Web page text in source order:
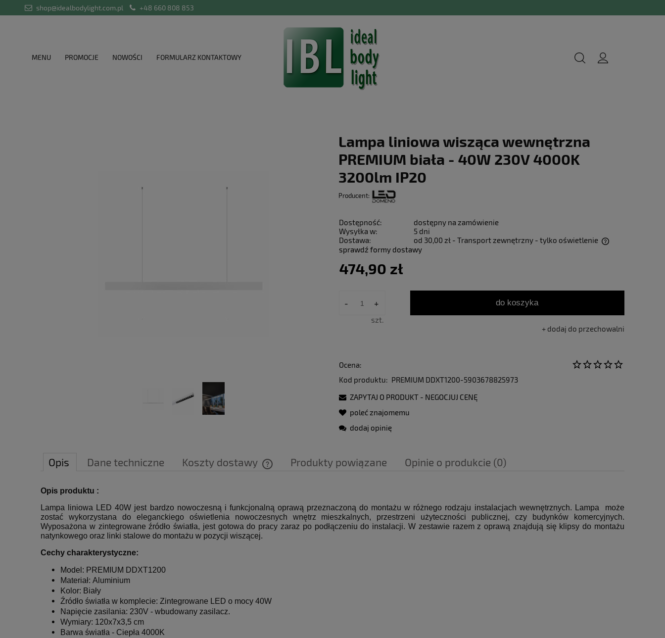
shop@idealbodylight.com.pl +48 660 808 853
MENU PROMOCJE NOWOŚCI FORMULARZ KONTAKTOWY
Lampa liniowa wisząca wewnętrzna
PREMIUM biała - 40W 230V 4000K
3200lm IP20
Producent:
Dostępność:
dostępny na zamówienie
Wysyłka w:
5 dni
Dostawa:
od 30,00 zł - Transport zewnętrzny - tylko oświetlenie
sprawdź formy dostawy
474,90 zł
- +
szt.
do koszyka
dodaj do przechowalni
Ocena:
Kod produktu: PREMIUM DDXT1200-5903678825973
ZAPYTAJ O PRODUKT - NEGOCJUJ CENĘ
poleć znajomemu
dodaj opinię
Opis Dane techniczne Koszty dostawy Produkty powiązane Opinie o produkcie (0)
Opis produktu :
Lampa liniowa LED 40W jest bardzo nowoczesną i funkcjonalną oprawą przeznaczoną do montażu w różnego rodzaju instalacjach wewnętrznych. Lampa może
zostać wykorzystana do eleganckiego oświetlenia nowoczesnych wnętrz mieszkalnych, przestrzeni użyteczności publicznej, czy budynków komercyjnych.
Wyposażona w zintegrowane źródło światła, jest gotowa do pracy zaraz po podłączeniu do instalacji. W zestawie razem z oprawą znajdują się klipsy do montażu
natynkowego oraz linki stalowe do montażu w pozycji wiszącej.
Cechy charakterystyczne:
Model: PREMIUM DDXT1200
Materiał: Aluminium
Kolor: Biały
Źródło światła w komplecie: Zintegrowane LED o mocy 40W
Napięcie zasilania: 230V - wbudowany zasilacz.
Wymiary: 120x7x3,5 cm
Barwa światła - Ciepła 4000K